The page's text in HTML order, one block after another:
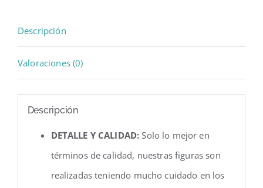
Descripción
Valoraciones (0)
Descripción
DETALLE Y CALIDAD: Solo lo mejor en
términos de calidad, nuestras figuras son
realizadas teniendo mucho cuidado en los